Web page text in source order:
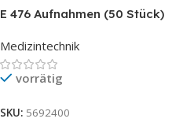
E 476 Aufnahmen (50 Stück)
Medizintechnik
vorrätig
SKU: 5692400